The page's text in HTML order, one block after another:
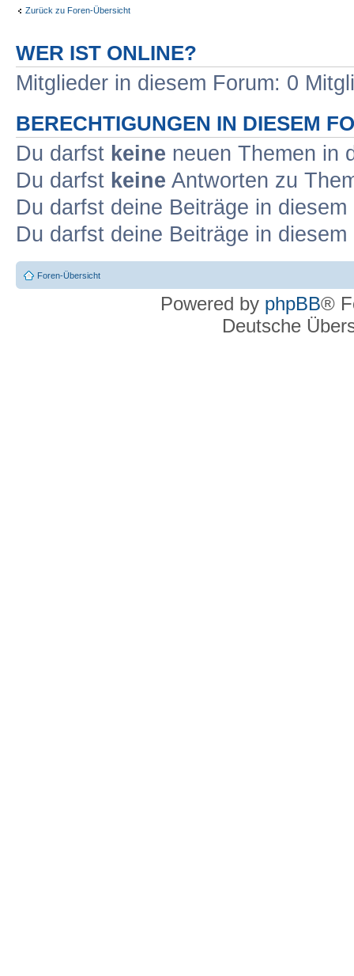
Zurück zu Foren-Übersicht
WER IST ONLINE?
Mitglieder in diesem Forum: 0
BERECHTIGUNGEN IN DIESEM
Du darfst keine neuen Themen in
Du darfst keine Antworten zu
Du darfst deine Beiträge in
Du darfst deine Beiträge in
Foren-Übersicht
Powered by phpBB®
Deutsche